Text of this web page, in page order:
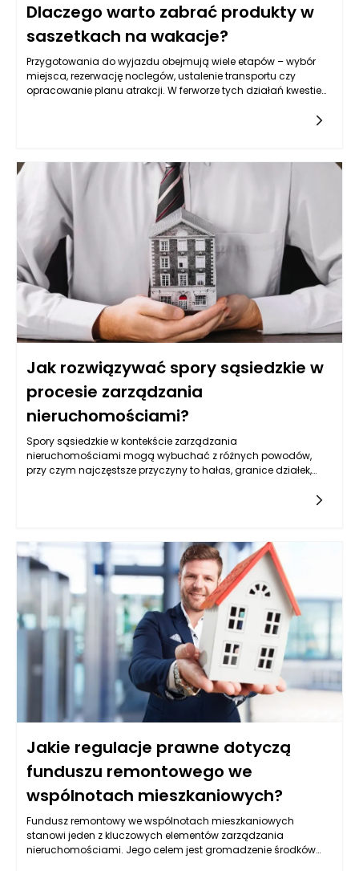
Dlaczego warto zabrać produkty w
saszetkach na wakacje?
Przygotowania do wyjazdu obejmują wiele etapów – wybór
miejsca, rezerwację noclegów, ustalenie transportu czy
opracowanie planu atrakcji. W ferworze tych działań kwestie
właśnie one mogą zadecydować o przebiegu wypoczynku.
momencie potrafią skutecznie zakłócić nawet najlepiej
zorganizowane wakacje. Produkty w saszetkach pozwalają
zmniejszyć ryzyko takich sytuacji, oferując wygodny i logiczny
sposób zarządzania akcesoriami zdrowotnymi oraz
produktami pielęgnacyjnymi. Dzięki nim można zadbać nie
tylko o bezpieczeństwo własne i bliskich, ale także o komfort
psychiczny, który jest podstawą udanego wypoczynku. To
rozwiązanie wpisuje się w nowoczesne podejście do
podróżowania – świadome, minimalistyczne i oparte na
funkcjonalności.
Jak rozwiązywać spory sąsiedzkie w
procesie zarządzania
nieruchomościami?
Spory sąsiedzkie w kontekście zarządzania
nieruchomościami mogą wybuchać z różnych powodów,
przy czym najczęstsze przyczyny to hałas, granice działek,
w stylu życia. Hałas generowany przez imprezy, remonty czy
działek mogą być źródłem nieporozumień, gdy sąsiedzi nie
zgadzają się co do lokalizacji płotów czy drzew. Zakłócenia w
korzystaniu z przestrzeni wspólnych, takie jak nieprawidłowe
parkowanie czy niszczenie wspólnych elementów, również
mogą zaostrzyć napięcia. Wreszcie, różnice w stylu życia,
takie jak podejście do utrzymania porządku, hodowla zwierząt
czy preferencje co do organizowania wydarzeń społecznych,
mogą stać się pretekstem do konfliktów. Zarządzanie
nieruchomościami w kontekście rozwiązywania tych sporów
wymaga umiejętności zrozumienia źródeł problemów oraz
efektywnej komunikacji z wszystkimi stronami.
Jakie regulacje prawne dotyczą
funduszu remontowego we
wspólnotach mieszkaniowych?
Fundusz remontowy we wspólnotach mieszkaniowych
stanowi jeden z kluczowych elementów zarządzania
nieruchomościami. Jego celem jest gromadzenie środków